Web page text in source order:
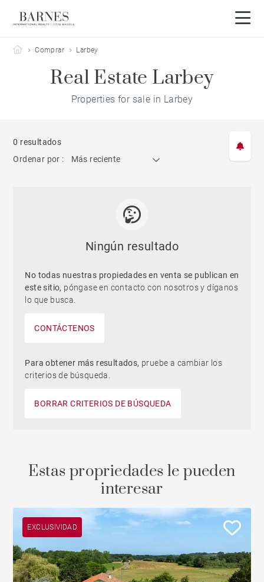
Barnes Côte Basque
Comprar Larbey
Real Estate Larbey
Properties for sale in Larbey
0 resultados
Ordenar por :
Más reciente
Ningún resultado
No todas nuestras propiedades en venta se publican en
este sitio, póngase en contacto con nosotros y díganos
lo que busca.
CONTÁCTENOS
Para obtener más resultados, pruebe a cambiar los
criterios de búsqueda.
BORRAR CRITERIOS DE BÚSQUEDA
Estas propriedades le pueden
interesar
EXCLUSIVIDAD